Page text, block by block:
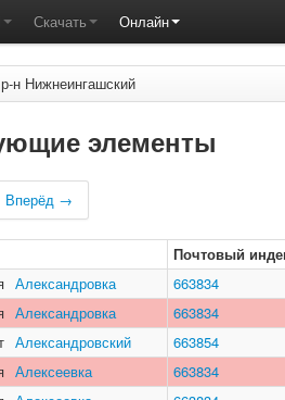
Скачать Онлайн
р-н Нижнеингашский
элементы
Вперёд →
Почтовый
Александровка
663834
Александровка
663834
Александровский
663854
Алексеевка
663834